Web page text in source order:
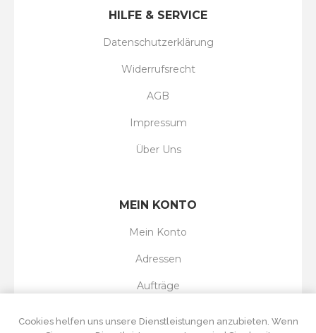
HILFE & SERVICE
Datenschutzerklärung
Widerrufsrecht
AGB
Impressum
Über Uns
MEIN KONTO
Mein Konto
Adressen
Aufträge
Cookies helfen uns unsere Dienstleistungen anzubieten. Wenn